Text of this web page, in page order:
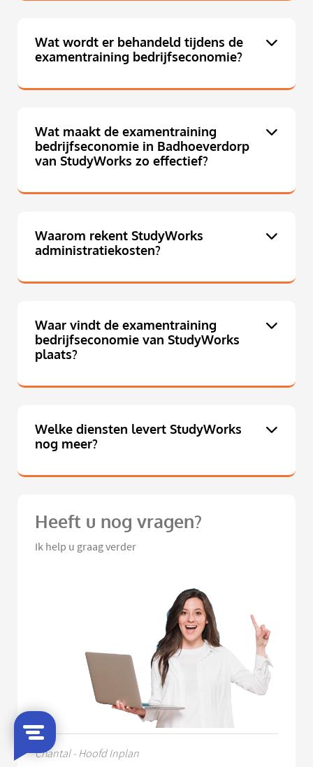
Wat wordt er behandeld tijdens de
examentraining bedrijfseconomie?
Wat maakt de examentraining
bedrijfseconomie in Badhoeverdorp
van StudyWorks zo effectief?
Waarom rekent StudyWorks
administratiekosten?
Waar vindt de examentraining
bedrijfseconomie van StudyWorks
plaats?
Welke diensten levert StudyWorks
nog meer?
Heeft u nog vragen?
Ik help u graag verder
Chantal - Hoofd Inplan